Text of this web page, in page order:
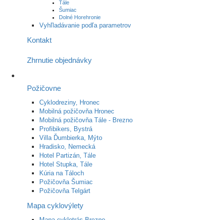
Tále
Šumiac
Dolné Horehronie
Vyhľladávanie podľa parametrov
Kontakt
Zhrnutie objednávky
Požičovne
Cyklodreziny, Hronec
Mobilná požičovňa Hronec
Mobilná požičovňa Tále - Brezno
Profibikers, Bystrá
Villa Ďumbierka, Mýto
Hradisko, Nemecká
Hotel Partizán, Tále
Hotel Stupka, Tále
Kúria na Táloch
Požičovňa Šumiac
Požičovňa Telgárt
Mapa cyklovýlety